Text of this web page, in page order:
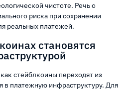
чистоте. Речь о
риска при сохранении
реальных платежей.
становятся
стейблкоины переходят из
в платежную инфраструктуру. Для